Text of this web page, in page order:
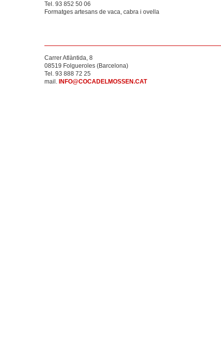
Tel. 93 852 50 06
Formatges artesans de vaca, cabra i ovella
Carrer Atlàntida, 8
08519 Folgueroles (Barcelona)
Tel. 93 888 72 25
mail. INFO@COCADELMOSSEN.CAT